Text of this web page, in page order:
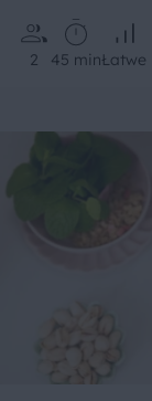
2 45 minŁatwe